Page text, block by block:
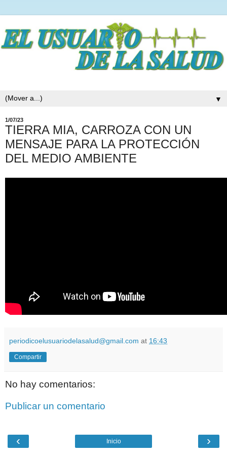
▼
1/07/23
TIERRA MIA, CARROZA CON UN
MENSAJE PARA LA PROTECCIÓN
DEL MEDIO AMBIENTE
periodicoelusuariodelasalud@gmail.com at 16:43
Compartir
No hay comentarios:
Publicar un comentario
‹ ›
Inicio